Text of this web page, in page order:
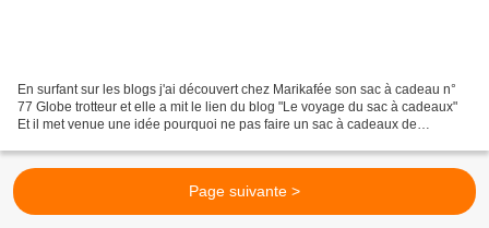
En surfant sur les blogs j'ai découvert chez Marikafée son sac à cadeau n°
77 Globe trotteur et elle a mit le lien du blog "Le voyage du sac à cadeaux"
Et il met venue une idée pourquoi ne pas faire un sac à cadeaux de
Page suivante >